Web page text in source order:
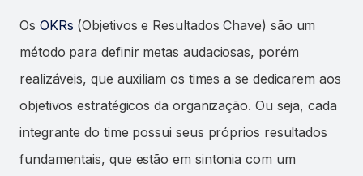
Os OKRs (Objetivos e Resultados Chave) são um
método para definir metas audaciosas, porém
realizáveis, que auxiliam os times a se dedicarem aos
objetivos estratégicos da organização. Ou seja, cada
integrante do time possui seus próprios resultados
fundamentais, que estão em sintonia com um